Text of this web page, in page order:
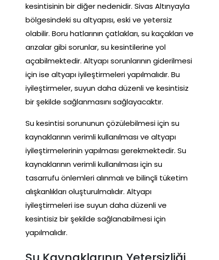
kesintisinin bir diğer nedenidir. Sivas Altınyayla
bölgesindeki su altyapısı, eski ve yetersiz
olabilir. Boru hatlarının çatlakları, su kaçakları ve
arızalar gibi sorunlar, su kesintilerine yol
açabilmektedir. Altyapı sorunlarının giderilmesi
için ise altyapı iyileştirmeleri yapılmalıdır. Bu
iyileştirmeler, suyun daha düzenli ve kesintisiz
bir şekilde sağlanmasını sağlayacaktır.
Su kesintisi sorununun çözülebilmesi için su
kaynaklarının verimli kullanılması ve altyapı
iyileştirmelerinin yapılması gerekmektedir. Su
kaynaklarının verimli kullanılması için su
tasarrufu önlemleri alınmalı ve bilinçli tüketim
alışkanlıkları oluşturulmalıdır. Altyapı
iyileştirmeleri ise suyun daha düzenli ve
kesintisiz bir şekilde sağlanabilmesi için
yapılmalıdır.